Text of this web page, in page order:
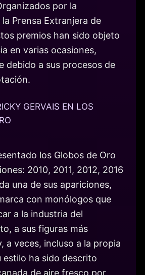
por la
Prensa Extranjera de
premios han sido objeto
en varias ocasiones,
debido a sus procesos de
GERVAIS EN LOS
los Globos de Oro
2010, 2011, 2012, 2016
una de sus apariciones,
con monólogos que
a la industria del
a sus figuras más
a veces, incluso a la propia
estilo ha sido descrito
de aire fresco por